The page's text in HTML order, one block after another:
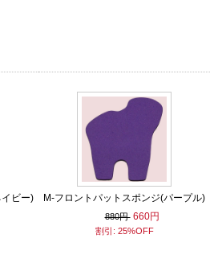
ビー) M-フロントパットスポンジ(パープル)
880円 660円
割引: 25%OFF